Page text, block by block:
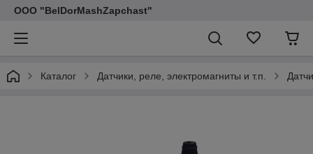
ООО "BelDorMashZapchast"
Каталог Датчики, реле, электромагниты и т.п.